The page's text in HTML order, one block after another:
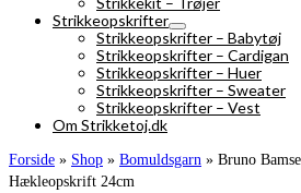
Strikkeopskrifter
Strikkeopskrifter – Babytøj
Strikkeopskrifter – Cardigan
Strikkeopskrifter – Huer
Strikkeopskrifter – Sweater
Strikkeopskrifter – Vest
Om Strikketoj.dk
Forside » Shop » Bomuldsgarn » Bruno
Hækleopskrift 24cm